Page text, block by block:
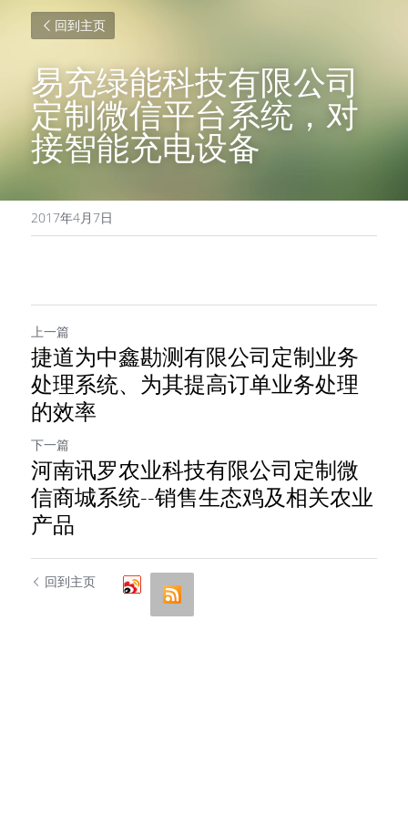
回到主页
易充绿能科技有限公司
定制微信平台系统，对
接智能充电设备
2017年4月7日
上一篇
捷道为中鑫勘测有限公司定制业务
处理系统、为其提高订单业务处理
的效率
下一篇
河南讯罗农业科技有限公司定制微
信商城系统--销售生态鸡及相关农业
产品
回到主页